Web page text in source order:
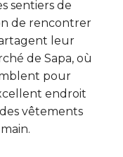
sentiers de
de rencontrer
leur
de Sapa, où
pour
endroit
vêtements